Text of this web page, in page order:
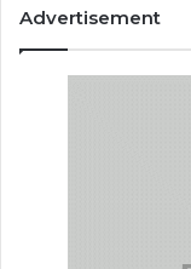
Advertisement